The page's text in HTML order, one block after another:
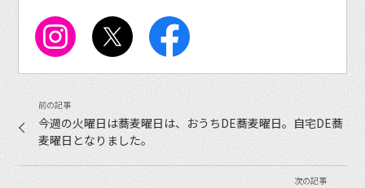
今週の火曜日は蕎麦曜日は、おうちDE蕎麦曜日。自宅DE蕎
麦曜日となりました。